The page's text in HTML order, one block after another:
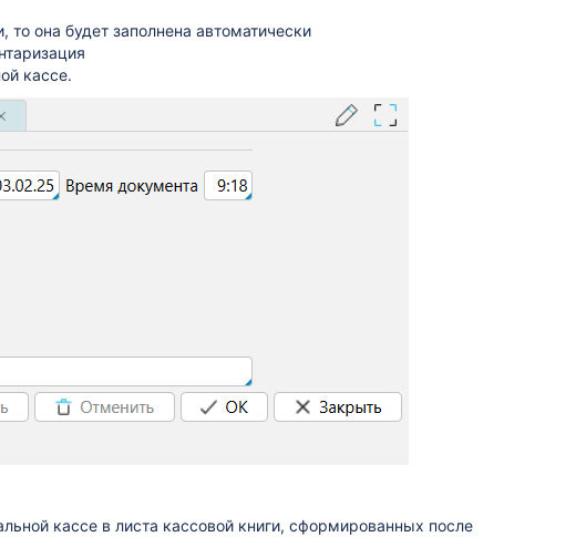
то она будет заполнена автоматически
кассе.
кассе в листа кассовой книги, сформированных после